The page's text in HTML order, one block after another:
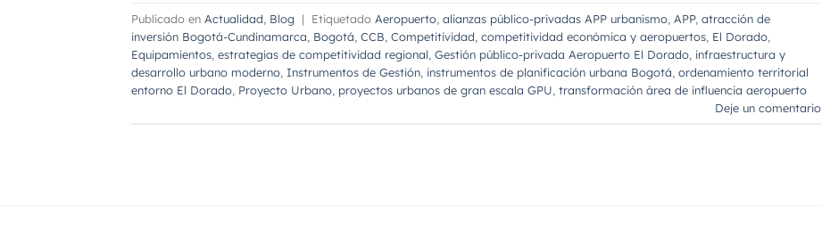
Publicado en Actualidad Blog | Etiquetado Aeropuerto alianzas público-privadas APP urbanismo APP, atracción de
inversión Bogotá-Cundinamarca Bogotá CCB Competitividad competitividad económica y aeropuertos El Dorado
Equipamientos estrategias de competitividad regional Gestión público-privada Aeropuerto El Dorado infraestructura y
desarrollo urbano moderno Instrumentos de Gestión instrumentos de planificación urbana Bogotá ordenamiento territorial
entorno El Dorado Proyecto Urbano proyectos urbanos de gran escala GPU transformación área de influencia aeropuerto
Deje un comentario